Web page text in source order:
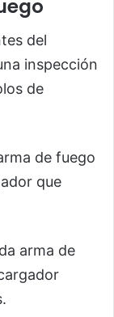
del
inspección
de
de fuego
que
arma de